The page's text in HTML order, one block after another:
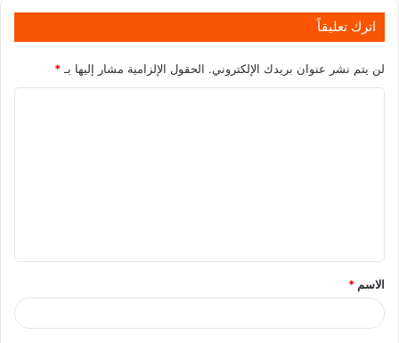
اترك تعليقاً
لن يتم نشر عنوان بريدك الإلكتروني. الحقول الإلزامية مشار إليها بـ*
الاسم *